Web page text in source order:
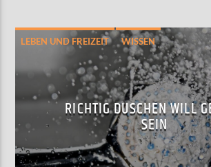
AKTUELLER TRACK
COME ALIVE (WAR OF THE ROSES)
JANELLE MONAE
LEBEN UND FREIZEIT WISSEN
RICHTIG DUSCHEN WILL
SEIN